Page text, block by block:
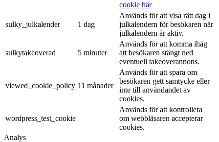
cookie här
sulky_julkalender 1 dag
Används för att visa rätt dag i
julkalendern för besökaren när
julkalendern är aktiv.
sulkytakeoverad 5 minuter
Används för att komma ihåg
att besökaren stängt ned
eventuell takeoverannons.
viewed_cookie_policy 11 månader
Används för att spara om
besökaren gett samtycke eller
inte till användandet av
cookies.
wordpress_test_cookie
Används för att kontrollera
om webbläsaren accepterar
cookies.
Analys